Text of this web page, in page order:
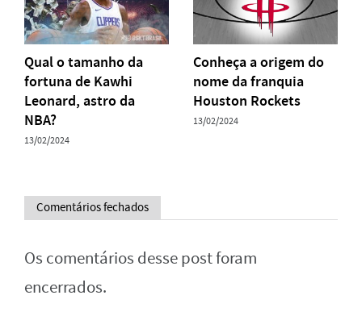
Qual o tamanho da
fortuna de Kawhi
Leonard, astro da
NBA?
13/02/2024
Conheça a origem do
nome da franquia
Houston Rockets
13/02/2024
Comentários fechados
Os comentários desse post foram
encerrados.